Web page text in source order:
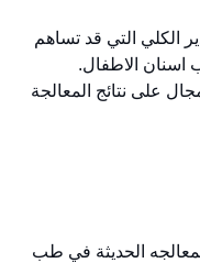
الكلي التي قد تساهم
الاطفال.
على نتائج المعالجة
الحديثة في طب